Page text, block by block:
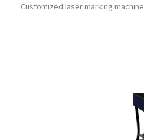
Customized laser marking machine